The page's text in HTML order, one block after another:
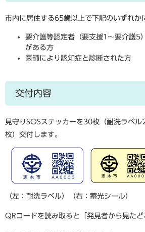
市内に居住する65歳以上で下記のいずれか
要介護等認定者（要支援1～要介護5
がある方
医師により認知症と診断された方
交付内容
見守りSOSステッカーを30枚（耐洗ラベ
枚）交付します。
（左：耐洗ラベル）（右：蓄光シール）
QRコードを読み取ると「発見者から見たど